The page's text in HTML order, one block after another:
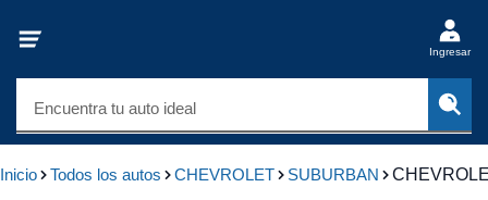
Ingresar
Encuentra tu auto ideal
Inicio Todos los autos CHEVROLET SUBURBAN